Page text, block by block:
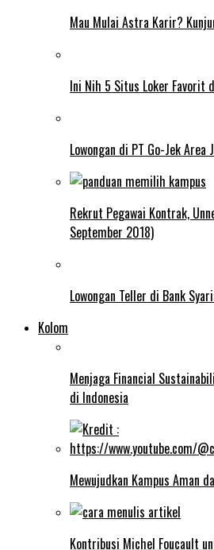
Mau Mulai Astra Karir?
Ini Nih 5 Situs Loker Favorit
Lowongan di PT Go-Jek Area
Rekrut Pegawai Kontrak,
September 2018)
Lowongan Teller di Bank
Kolom
Menjaga Financial
di Indonesia
Mewujudkan Kampus Aman
Kontribusi Michel Foucault